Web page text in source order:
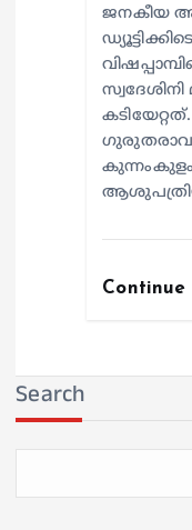
ജനകീയ
കുന്നംകുളം
Search